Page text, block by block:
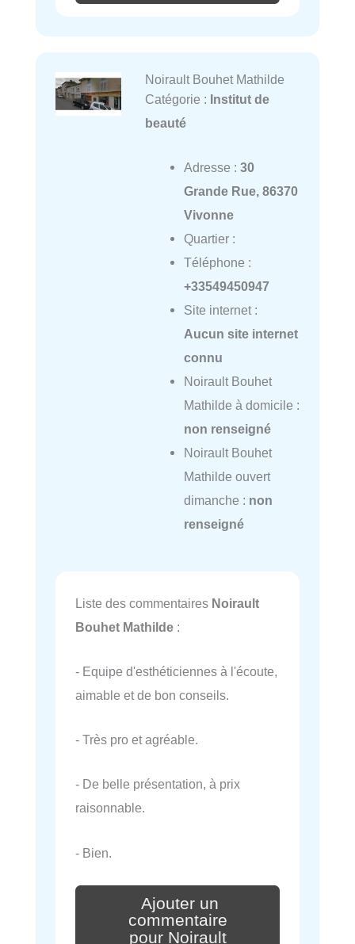
Noirault Bouhet Mathilde
Catégorie : Institut de
beauté
Adresse : 30
Grande Rue, 86370
Vivonne
Quartier :
Téléphone :
+33549450947
Site internet :
Aucun site internet
connu
Noirault Bouhet
Mathilde à domicile :
non renseigné
Noirault Bouhet
Mathilde ouvert
dimanche : non
renseigné
Liste des commentaires Noirault
Bouhet Mathilde :
- Equipe d'esthéticiennes à l'écoute,
aimable et de bon conseils.
- Très pro et agréable.
- De belle présentation, à prix
raisonnable.
- Bien.
Ajouter un
commentaire
pour Noirault